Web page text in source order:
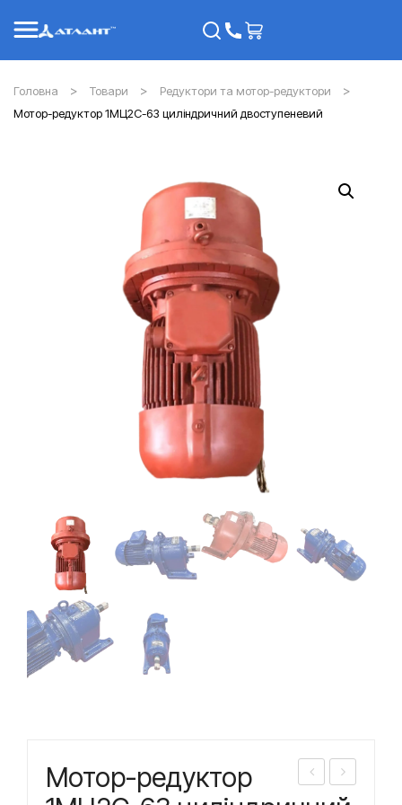
Головна Товари
Редуктори та мотор-редуктори
Мотор-редуктор 1МЦ2С-63 циліндричний двоступеневий
ото
Мотор-редуктор